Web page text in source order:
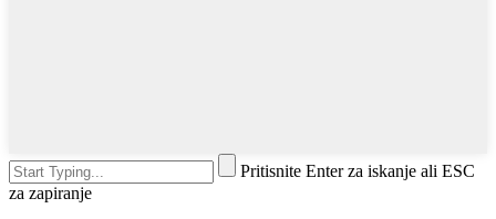
Pritisnite Enter za iskanje ali ESC
za zapiranje